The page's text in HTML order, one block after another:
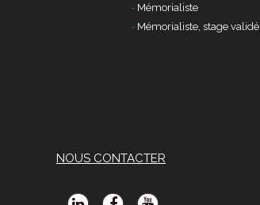
Mémorialiste
Mémorialiste, stage validé
NOUS CONTACTER